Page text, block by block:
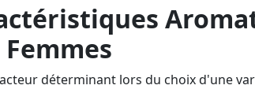
déterminant lors du choix d'une